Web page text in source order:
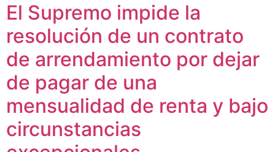
El Supremo impide la
resolución de un contrato
de arrendamiento por dejar
de pagar de una
mensualidad de renta y bajo
circunstancias